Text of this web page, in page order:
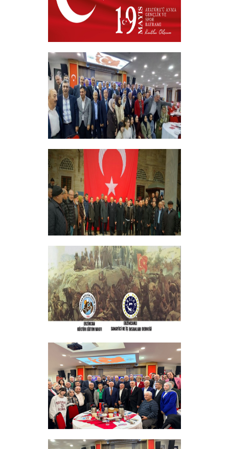
19 MAYIS 2026
+
ERZİNCANLILAR EKEV’İN
GELENEKSEL İFTAR YEMEĞİNDE
BULUŞTU
+
GELENEKSEL ŞEHİTLERİMİZİ ANMA
PROGRAMI DÜZENLEDİK
+
ERZINCAN VE TÜM SEHITLERI ANMA
PROGRAMI
+
Sadık Ağça Yeniden Başkan Seçildi